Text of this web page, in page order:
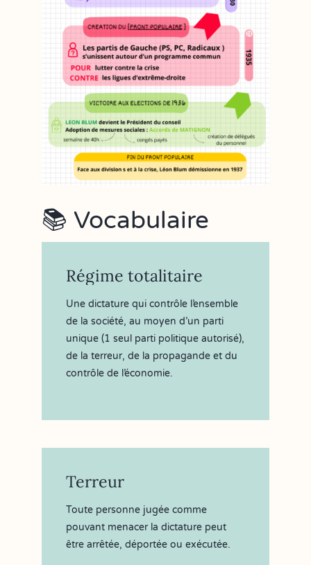
📚 Vocabulaire
Régime totalitaire
Une dictature qui contrôle l’ensemble
de la société, au moyen d’un parti
unique (1 seul parti politique autorisé),
de la terreur, de la propagande et du
contrôle de l’économie.
Terreur
Toute personne jugée comme
pouvant menacer la dictature peut
être arrêtée, déportée ou exécutée.